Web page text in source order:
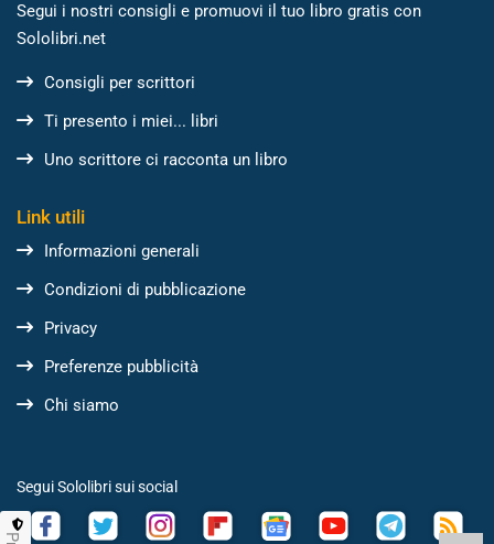
Segui i nostri consigli e promuovi il tuo libro gratis con
Sololibri.net
Consigli per scrittori
Ti presento i miei... libri
Uno scrittore ci racconta un libro
Link utili
Informazioni generali
Condizioni di pubblicazione
Privacy
Preferenze pubblicità
Chi siamo
Segui Sololibri sui social